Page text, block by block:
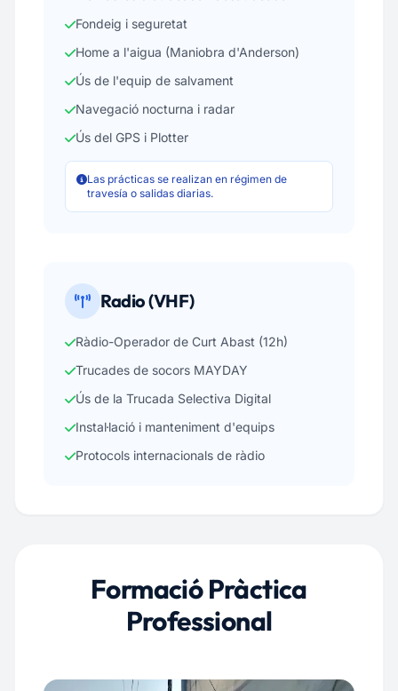
Fondeig i seguretat
Home a l'aigua (Maniobra d'Anderson)
Ús de l'equip de salvament
Navegació nocturna i radar
Ús del GPS i Plotter
Las prácticas se realizan en régimen de
travesía o salidas diarias.
Radio (VHF)
Ràdio-Operador de Curt Abast (12h)
Trucades de socors MAYDAY
Ús de la Trucada Selectiva Digital
Instal·lació i manteniment d'equips
Protocols internacionals de ràdio
Formació Pràctica
Professional